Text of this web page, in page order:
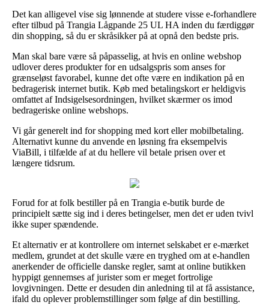
Det kan alligevel vise sig lønnende at studere visse e-forhandlere
efter tilbud på Trangia Lågpande 25 UL HA inden du færdiggør
din shopping, så du er skråsikker på at opnå den bedste pris.
Man skal bare være så påpasselig, at hvis en online webshop
udlover deres produkter for en udsalgspris som anses for
grænseløst favorabel, kunne det ofte være en indikation på en
bedragerisk internet butik. Køb med betalingskort er heldigvis
omfattet af Indsigelsesordningen, hvilket skærmer os imod
bedrageriske online webshops.
Vi går generelt ind for shopping med kort eller mobilbetaling.
Alternativt kunne du anvende en løsning fra eksempelvis
ViaBill, i tilfælde af at du hellere vil betale prisen over et
længere tidsrum.
Forud for at folk bestiller på en Trangia e-butik burde de
principielt sætte sig ind i deres betingelser, men det er uden tvivl
ikke super spændende.
Et alternativ er at kontrollere om internet selskabet er e-mærket
medlem, grundet at det skulle være en tryghed om at e-handlen
anerkender de officielle danske regler, samt at online butikken
hyppigt gennemses af jurister som er meget fortrolige
lovgivningen. Dette er desuden din anledning til at få assistance,
ifald du oplever problemstillinger som følge af din bestilling.